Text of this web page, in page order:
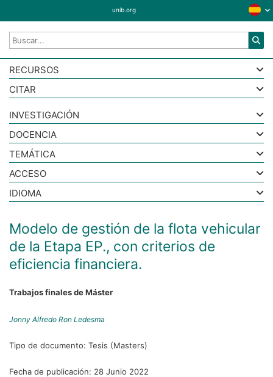
unib.org
RECURSOS
CITAR
Modelo de gestión de la flota vehicular
de la Etapa EP., con criterios de
eficiencia financiera.
Trabajos finales de Máster
Jonny Alfredo Ron Ledesma
Tipo de documento: Tesis (Masters)
Fecha de publicación: 28 Junio 2022
INVESTIGACIÓN
DOCENCIA
TEMÁTICA
ACCESO
IDIOMA